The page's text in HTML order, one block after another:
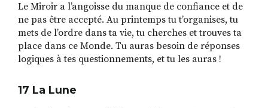
Le Miroir a l’angoisse du manque de confiance et de
ne pas être accepté. Au printemps tu t’organises, tu
mets de l’ordre dans ta vie, tu cherches et trouves ta
place dans ce Monde. Tu auras besoin de réponses
logiques à tes questionnements, et tu les auras !
17 La Lune